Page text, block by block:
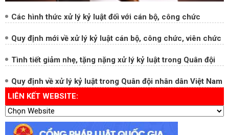
Các hình thức xử lý kỷ luật đối với cán bộ, công chức
Quy định mới về xử lý kỷ luật cán bộ, công chức, viên chức
Tình tiết giảm nhẹ, tặng nặng xử lý kỷ luật trong Quân đội
Quy định về xử lý kỷ luật trong Quân đội nhân dân Việt Nam
LIÊN KẾT WEBSITE: